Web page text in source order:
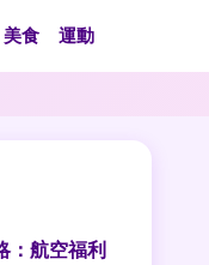
美食 運動
：航空福利